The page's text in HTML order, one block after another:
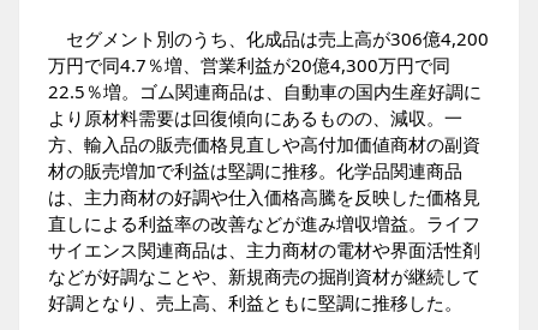
セグメント別のうち、化成品は売上高が306億4,200
万円で同4.7％増、営業利益が20億4,300万円で同
22.5％増。ゴム関連商品は、自動車の国内生産好調に
より原材料需要は回復傾向にあるものの、減収。一
方、輸入品の販売価格見直しや高付加価値商材の副資
材の販売増加で利益は堅調に推移。化学品関連商品
は、主力商材の好調や仕入価格高騰を反映した価格見
直しによる利益率の改善などが進み増収増益。ライフ
サイエンス関連商品は、主力商材の電材や界面活性剤
などが好調なことや、新規商売の掘削資材が継続して
好調となり、売上高、利益ともに堅調に推移した。